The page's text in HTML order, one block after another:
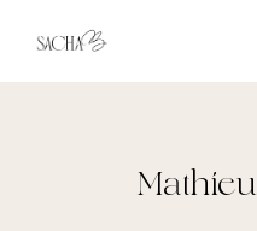
main
Mathieu